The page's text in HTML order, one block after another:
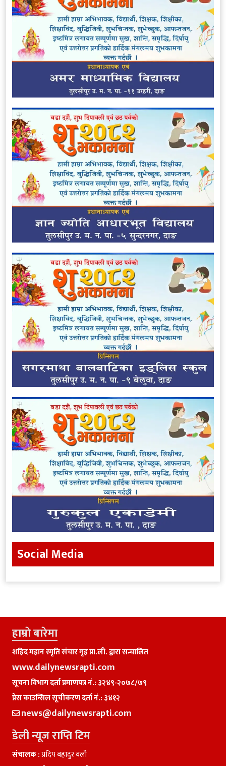
Social Media
हाम्राे बारेमा
शहिद महान स्मृति संचार गृह प्रा.ली. द्वारा सन्चालित
www.dailynewsrapti.com
सूचना विभाग दर्ता प्रमाणपत्र नं.: ३२४९-२०७८/७९
प्रेस काउन्सिल सूचीकरण दर्ता नं.: ३४१२
news@dailynewsrapti.com
डेली न्यूज राप्ति टिम
संचालक :प्रदिप बहादुर वली